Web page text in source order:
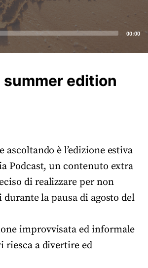
00:00
summer edition
ascoltando è l’edizione estiva
Podcast, un contenuto extra
di realizzare per non
la pausa di agosto del
improvvisata ed informale
riesca a divertire ed